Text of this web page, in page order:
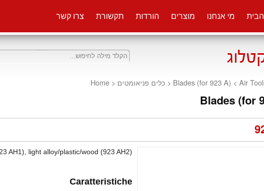
מי אנחנו מוצרים הורדות תקשורת צרו קשר
Blades (for 923 A) < Air
< כלים פניאומטים <
Home
Blades (for
AH1), light alloy/plastic/wood (923 AH2)
Caratteristiche